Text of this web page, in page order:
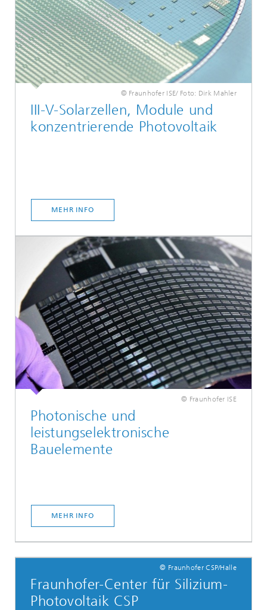
© Fraunhofer ISE/ Foto: Dirk Mahler
III-V-Solarzellen, Module und
konzentrierende Photovoltaik
MEHR INFO
© Fraunhofer ISE
Photonische und
leistungselektronische
Bauelemente
MEHR INFO
© Fraunhofer CSP/Halle
Fraunhofer-Center für Silizium-
Photovoltaik CSP